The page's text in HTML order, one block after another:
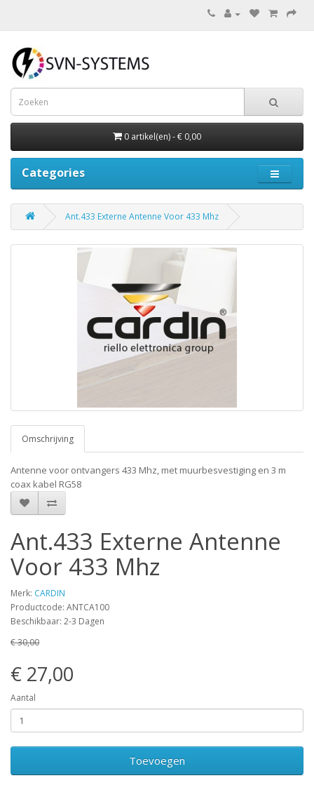
0 artikel(en) - € 0,00
Categories
Ant.433 Externe Antenne Voor 433 Mhz
Omschrijving
Antenne voor ontvangers 433 Mhz, met muurbesvestiging en 3 m
coax kabel RG58
Ant.433 Externe Antenne
Voor 433 Mhz
Merk: CARDIN
Productcode: ANTCA100
Beschikbaar: 2-3 Dagen
€ 30,00
€ 27,00
Aantal
Toevoegen